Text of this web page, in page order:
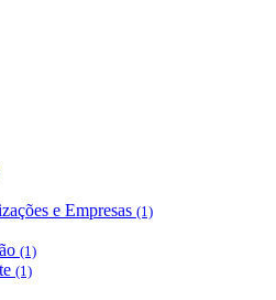
e Empresas (1)
(1)
(1)